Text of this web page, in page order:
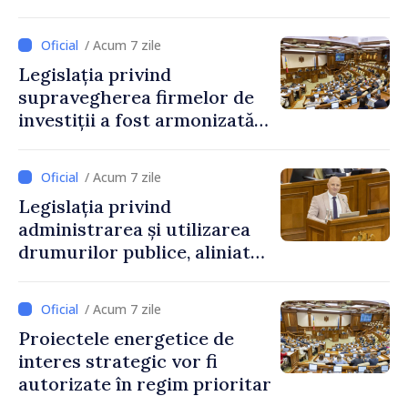
/ Acum 7 zile
Legislația privind
supravegherea firmelor de
investiții a fost armonizată
/ Acum 7 zile
Legislația privind
administrarea și utilizarea
drumurilor publice, aliniată
/ Acum 7 zile
Proiectele energetice de
interes strategic vor fi
autorizate în regim prioritar